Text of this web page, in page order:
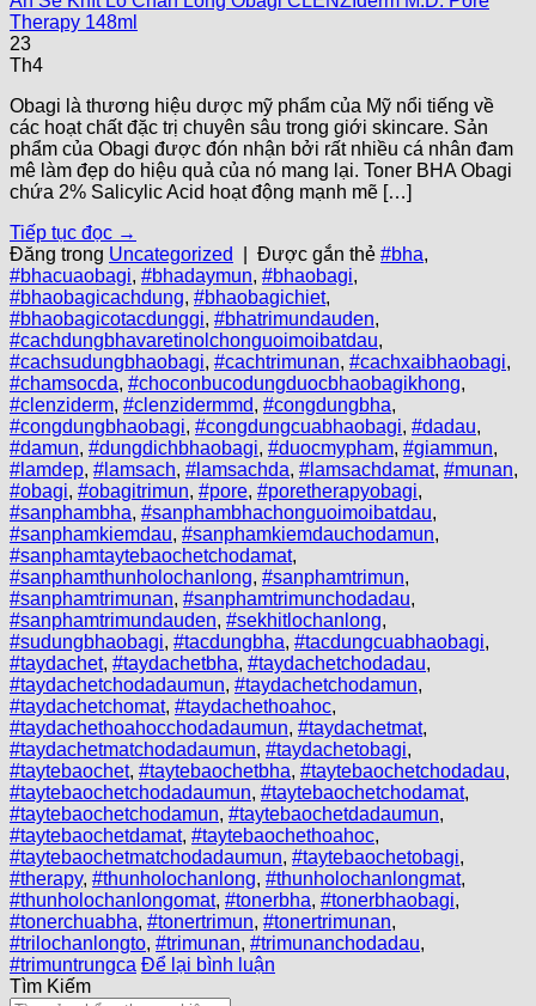
23
Th4
Obagi là thương hiệu dược mỹ phẩm của Mỹ nổi tiếng về
các hoạt chất đặc trị chuyên sâu trong giới skincare. Sản
phẩm của Obagi được đón nhận bởi rất nhiều cá nhân đam
mê làm đẹp do hiệu quả của nó mang lại. Toner BHA Obagi
chứa 2% Salicylic Acid hoạt động mạnh mẽ […]
Tiếp tục đọc →
Đăng trong Uncategorized Được gắn thẻ #bha,
#bhacuaobagi, #bhadaymun, #bhaobagi,
#bhaobagicachdung, #bhaobagichiet,
#bhaobagicotacdunggi, #bhatrimundauden,
#cachdungbhavaretinolchonguoimoibatdau,
#cachsudungbhaobagi, #cachtrimunan, #cachxaibhaobagi,
#chamsocda, #choconbucodungduocbhaobagikhong,
#clenziderm, #clenzidermmd, #congdungbha,
#congdungbhaobagi, #congdungcuabhaobagi, #dadau,
#damun, #dungdichbhaobagi, #duocmypham, #giammun,
#lamdep, #lamsach, #lamsachda, #lamsachdamat, #munan,
#obagi, #obagitrimun, #pore, #poretherapyobagi,
#sanphambha, #sanphambhachonguoimoibatdau,
#sanphamkiemdau, #sanphamkiemdauchodamun,
#sanphamtaytebaochetchodamat,
#sanphamthunholochanlong, #sanphamtrimun,
#sanphamtrimunan, #sanphamtrimunchodadau,
#sanphamtrimundauden, #sekhitlochanlong,
#sudungbhaobagi, #tacdungbha, #tacdungcuabhaobagi,
#taydachet, #taydachetbha, #taydachetchodadau,
#taydachetchodadaumun, #taydachetchodamun,
#taydachetchomat, #taydachethoahoc,
#taydachethoahocchodadaumun, #taydachetmat,
#taydachetmatchodadaumun, #taydachetobagi,
#taytebaochet, #taytebaochetbha, #taytebaochetchodadau,
#taytebaochetchodadaumun, #taytebaochetchodamat,
#taytebaochetchodamun, #taytebaochetdadaumun,
#taytebaochetdamat, #taytebaochethoahoc,
#taytebaochetmatchodadaumun, #taytebaochetobagi,
#therapy, #thunholochanlong, #thunholochanlongmat,
#thunholochanlongomat, #tonerbha, #tonerbhaobagi,
#tonerchuabha, #tonertrimun, #tonertrimunan,
#trilochanlongto, #trimunan, #trimunanchodadau,
#trimuntrungca Để lại bình luận
Tìm Kiếm